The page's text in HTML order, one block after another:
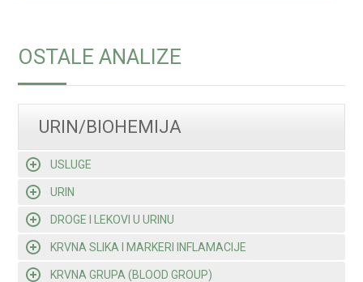
OSTALE ANALIZE
URIN/BIOHEMIJA
USLUGE
URIN
DROGE I LEKOVI U URINU
KRVNA SLIKA I MARKERI INFLAMACIJE
KRVNA GRUPA (BLOOD GROUP)